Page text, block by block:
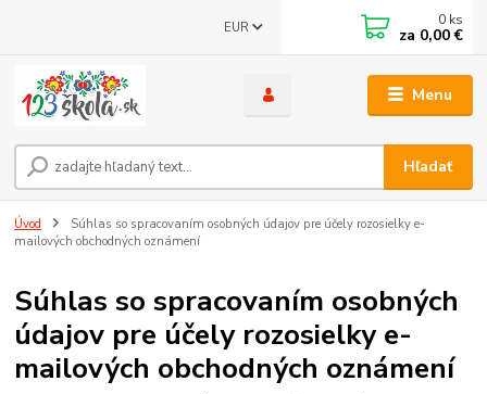
Menu
EUR
Hľadať
0 ks
za 0,00 €
Úvod
Súhlas so spracovaním osobných údajov pre účely rozosielky e-
mailových obchodných oznámení
Súhlas so spracovaním osobných
údajov pre účely rozosielky e-
mailových obchodných oznámení